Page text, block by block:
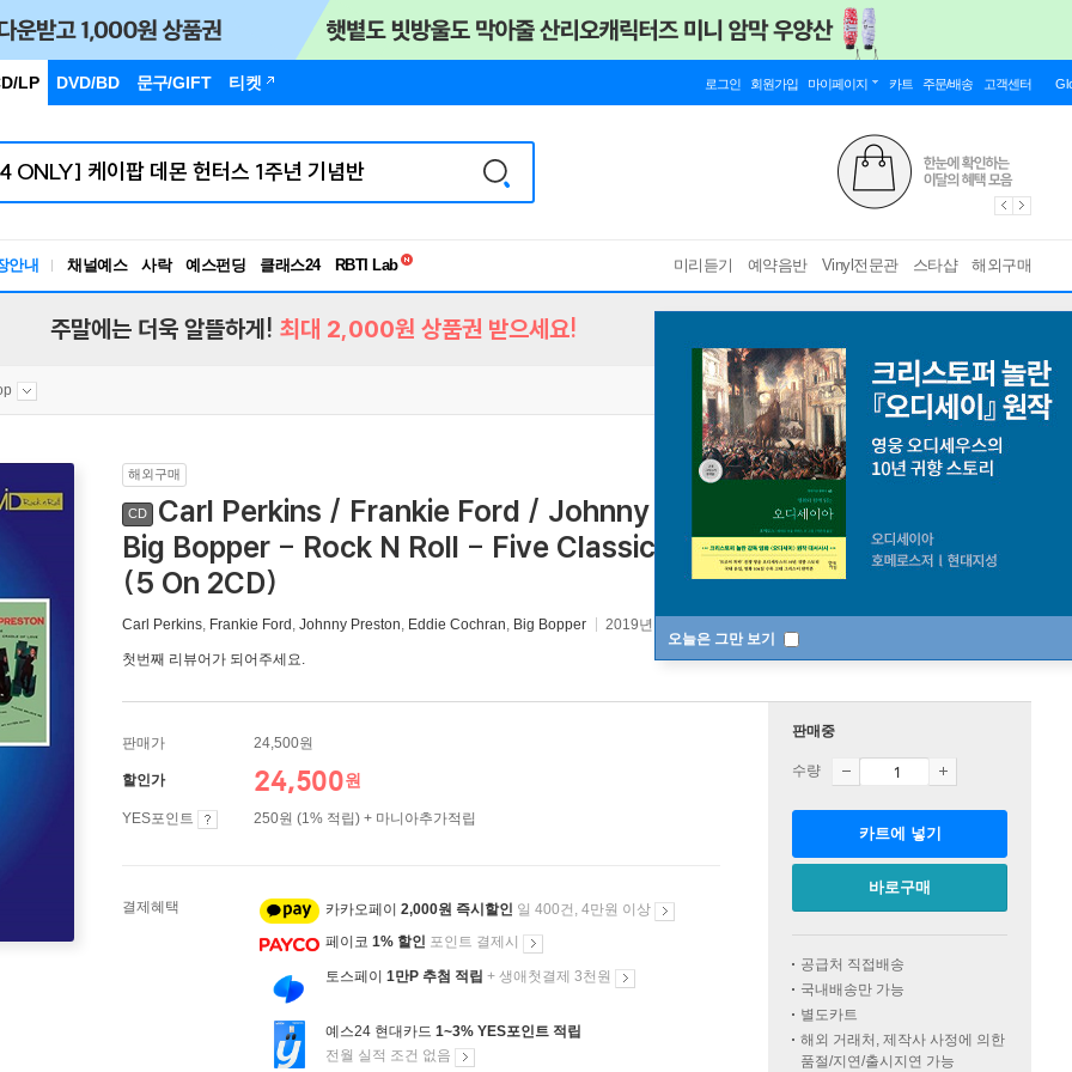
LP DVD/BD 문구/GIFT 티켓 로그인 회원가입 마이페이지 카트 주문/배송 고객센터
안내 채널예스 사락 예스펀딩 클래스24
독서유형검사
미리듣기 예약음반 Vinyl전문관 스타샵 해외구매
오늘은 그만 보기
주말에는 더욱 알뜰하게! 최대 2,000원 상품권 받으세요!
해외구매
CD
Carl Perkins / Frankie Ford / Johnny Preston / Eddie Cochran /
Big Bopper - Rock N Roll - Five Classic Albums Plus (Remastered)
(5 On 2CD)
Carl Perkins, Frankie Ford , Johnny Preston, Eddie Cochran, Big Bopper 2019년 02월 01일
첫번째 리뷰어가 되어주세요.
판매가 24,500원
할인가 24,500원
YES포인트 250원 (1% 적립) + 마니아추가적립
결제혜택 카카오페이 2,000원 즉시할인 일 400건, 4만원 이상
페이코 1% 할인 포인트 결제시
토스페이 1만P 추첨 적립 + 생애첫결제 3천원
예스24 현대카드 1~3% YES포인트 적립
전월 실적 조건 없음
판매중
수량
카트에 넣기
바로구매
공급처 직접배송
국내배송만 가능
별도카트
해외 거래처, 제작사 사정에 의한
품절/지연/출시지연 가능